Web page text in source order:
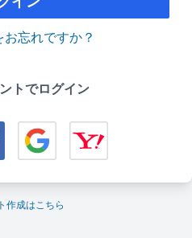
忘れですか？
トでログイン
作成はこちら